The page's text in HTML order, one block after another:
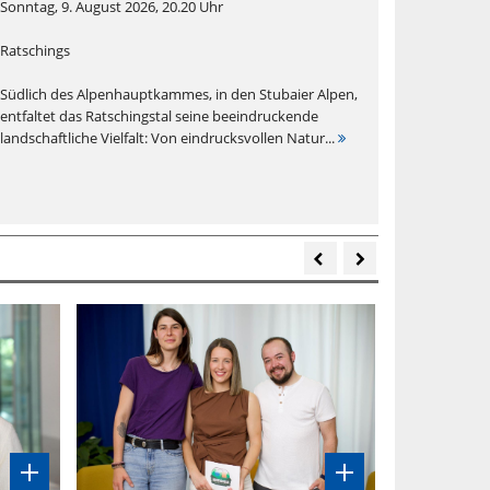
Sonntag, 9. August 2026, 20.20 Uhr
Ratschings
Südlich des Alpenhauptkammes, in den Stubaier Alpen,
entfaltet das Ratschingstal seine beeindruckende
landschaftliche Vielfalt: Von eindrucksvollen Natur...